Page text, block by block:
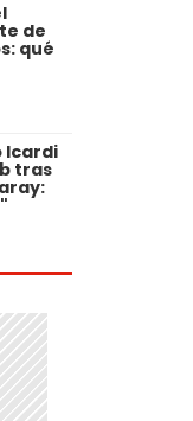
de
qué
Icardi
tras